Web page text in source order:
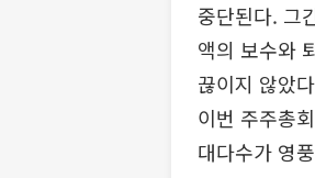
중단된다. 그
액의 보수와
끊이지 않았
이번 주주총
대다수가 영